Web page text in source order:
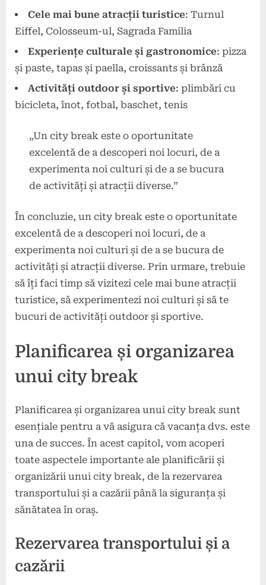
Cele mai bune atracții turistice: Turnul
Eiffel, Colosseum-ul, Sagrada Familia
Experiențe culturale și gastronomice: pizza
și paste, tapas și paella, croissants și brânză
Activități outdoor și sportive: plimbări cu
bicicleta, înot, fotbal, baschet, tenis
„Un city break este o oportunitate
excelentă de a descoperi noi locuri, de a
experimenta noi culturi și de a se bucura
de activități și atracții diverse.”
În concluzie, un city break este o oportunitate
excelentă de a descoperi noi locuri, de a
experimenta noi culturi și de a se bucura de
activități și atracții diverse. Prin urmare, trebuie
să îți faci timp să vizitezi cele mai bune atracții
turistice, să experimentezi noi culturi și să te
bucuri de activități outdoor și sportive.
Planificarea și organizarea
unui city break
Planificarea și organizarea unui city break sunt
esențiale pentru a vă asigura că vacanța dvs. este
una de succes. În acest capitol, vom acoperi
toate aspectele importante ale planificării și
organizării unui city break, de la rezervarea
transportului și a cazării până la siguranța și
sănătatea în oraș.
Rezervarea transportului și a
cazării